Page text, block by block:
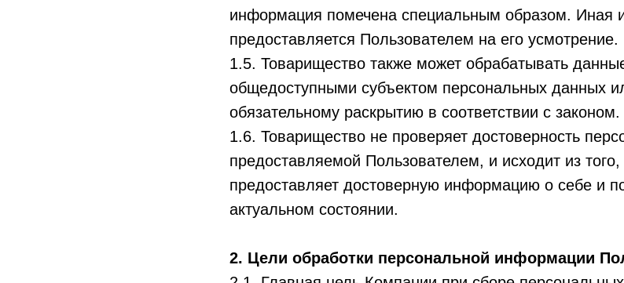
информация помечена специальным образом. Иная
предоставляется Пользователем на его усмотрение.
1.5. Товарищество также может обрабатывать
общедоступными субъектом персональных данных
обязательному раскрытию в соответствии с законом.
1.6. Товарищество не проверяет достоверность
предоставляемой Пользователем, и исходит из
предоставляет достоверную информацию о себе и
актуальном состоянии.
2. Цели обработки персональной информации